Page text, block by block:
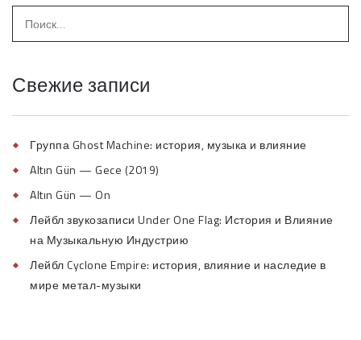
Свежие записи
Группа Ghost Machine: история, музыка и влияние
Altın Gün — Gece (2019)
Altın Gün — On
Лейбл звукозаписи Under One Flag: История и Влияние
на Музыкальную Индустрию
Лейбл Cyclone Empire: история, влияние и наследие в
мире метал-музыки